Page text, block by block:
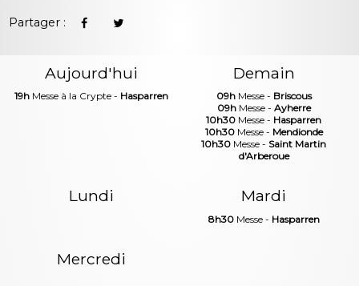
Partager :
Aujourd'hui
19h Messe à la Crypte - Hasparren
Demain
09hMesse - Briscous
09hMesse - Ayherre
10h30 Messe - Hasparren
10h30Messe - Mendionde
10h30 Messe - Saint Martin
d'Arberoue
Lundi Mardi
8h30Messe - Hasparren
Mercredi